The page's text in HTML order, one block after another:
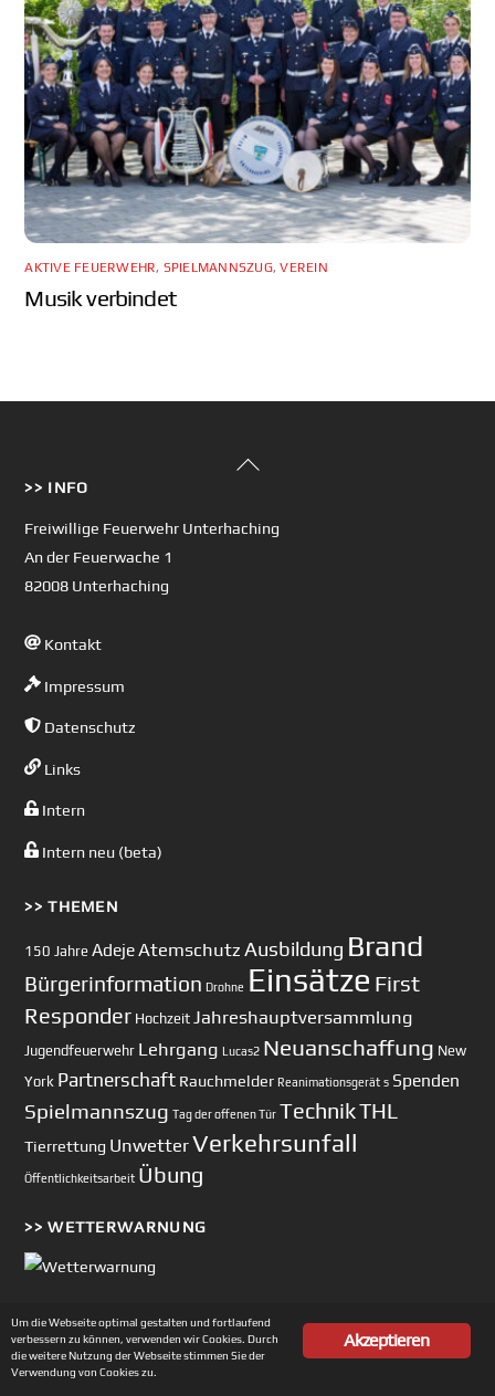
AKTIVE FEUERWEHR, SPIELMANNSZUG,VEREIN
Musik verbindet
Back
>> INFO
Freiwillige Feuerwehr Unterhaching
An der Feuerwache 1
82008 Unterhaching
Kontakt
Impressum
Datenschutz
Links
Intern
Intern neu (beta)
>> THEMEN
150 Jahre AdejeAtemschutz Ausbildung Brand
Bürgerinformation Drohne Einsätze First
Responder Hochzeit Jahreshauptversammlung
Jugendfeuerwehr Lehrgang Lucas2 Neuanschaffung New
York Partnerschaft Rauchmelder Reanimationsgerät s Spenden
Spielmannszug Tag der offenen Tür TechnikTHL
Tierrettung UnwetterVerkehrsunfall
Öffentlichkeitsarbeit Übung
>> WETTERWARNUNG
Copyright © 2002-2026 Feuerwehr Unterhaching
Akzeptieren
Um die Webseite optimal gestalten und fortlaufend
verbessern zu können, verwenden wir Cookies. Durch
die weitere Nutzung der Webseite stimmen Sie der
Verwendung von Cookies zu.